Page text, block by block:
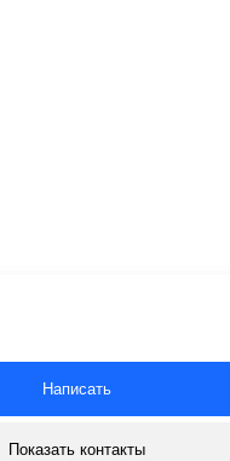
Написать
Показать контакты